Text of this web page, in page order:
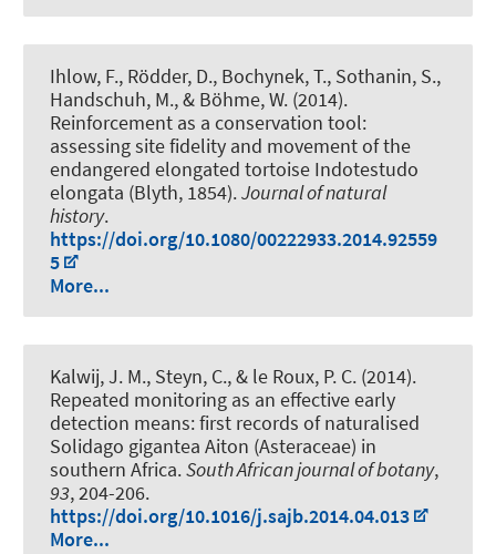
Ihlow, F., Rödder, D., Bochynek, T., Sothanin, S.,
Handschuh, M., & Böhme, W. (2014).
Reinforcement as a conservation tool:
assessing site fidelity and movement of the
endangered elongated tortoise Indotestudo
elongata (Blyth, 1854).Journal of natural
history.
https://doi.org/10.1080/00222933.2014.92559
5
More...
Kalwij, J. M., Steyn, C., & le Roux, P. C. (2014).
Repeated monitoring as an effective early
detection means: first records of naturalised
Solidago gigantea Aiton (Asteraceae) in
southern Africa.South African journal of botany,
93, 204-206.
https://doi.org/10.1016/j.sajb.2014.04.013
More...